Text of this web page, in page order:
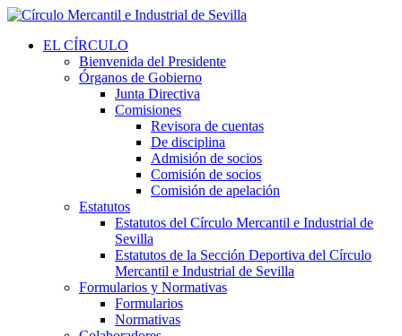
EL CÍRCULO
Bienvenida del Presidente
Órganos de Gobierno
Junta Directiva
Comisiones
Revisora de cuentas
De disciplina
Admisión de socios
Comisión de socios
Comisión de apelación
Estatutos
Estatutos del Círculo Mercantil e Industrial de
Sevilla
Estatutos de la Sección Deportiva del Círculo
Mercantil e Industrial de Sevilla
Formularios y Normativas
Formularios
Normativas